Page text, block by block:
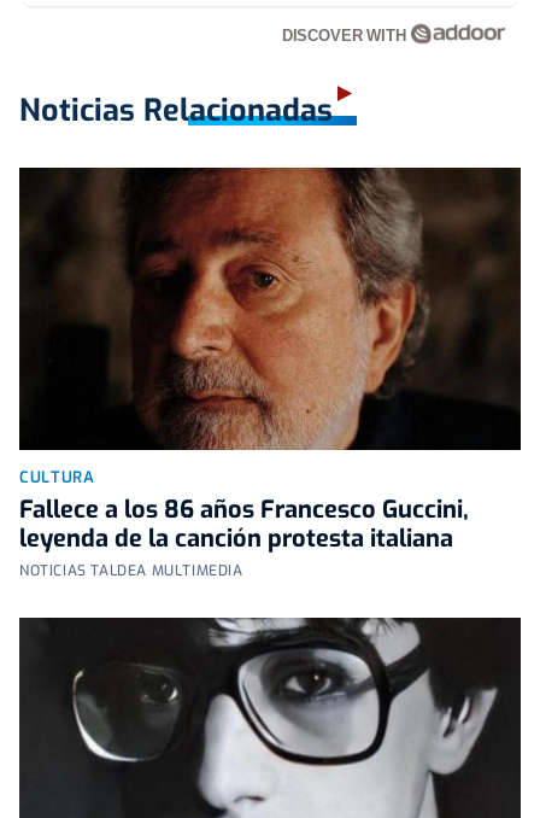
DISCOVER WITH
Noticias Relacionadas
CULTURA
Fallece a los 86 años Francesco Guccini,
leyenda de la canción protesta italiana
NOTICIAS TALDEA MULTIMEDIA